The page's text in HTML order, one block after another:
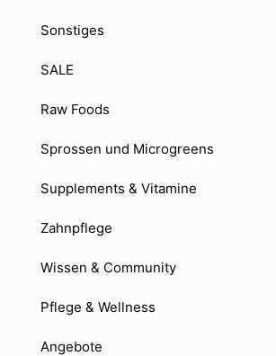
Sonstiges
SALE
Raw Foods
Sprossen und Microgreens
Supplements & Vitamine
Zahnpflege
Wissen & Community
Pflege & Wellness
Angebote